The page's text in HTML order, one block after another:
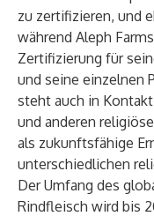
zu zertifizieren, und
während Aleph
Zertifizierung für
und seine einzelnen
steht auch in
und anderen
als zukunftsfähige
unterschiedlichen
Der Umfang des
Rindfleisch wird bis